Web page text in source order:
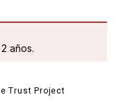
años.